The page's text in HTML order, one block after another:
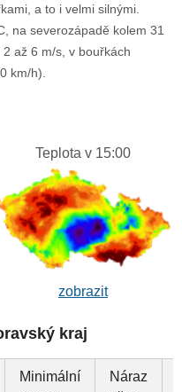
a to i velmi silnými.
na severozápadě kolem 31
až 6 m/s, v bouřkách
km/h).
Teplota v 15:00
zobrazit
kraj
Minimální
Náraz